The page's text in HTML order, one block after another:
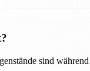
sind